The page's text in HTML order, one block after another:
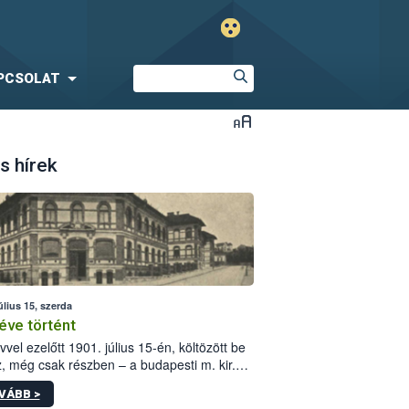
hírek
15, szerda
történt
ezelőtt 1901. július 15-én, költözött be
még csak részben – a budapesti m. kir.
állomás a Kis Rókus utca
alatti, Czigler Győző által tervezett új
>